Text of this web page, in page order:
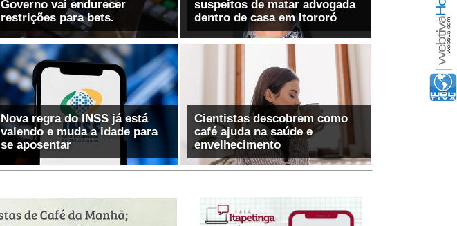
Governo vai endurecer
suspeitos de matar advogada
Nova regra do INSS já está
valendo e muda a idade para
Cientistas descobrem como
café ajuda na saúde e